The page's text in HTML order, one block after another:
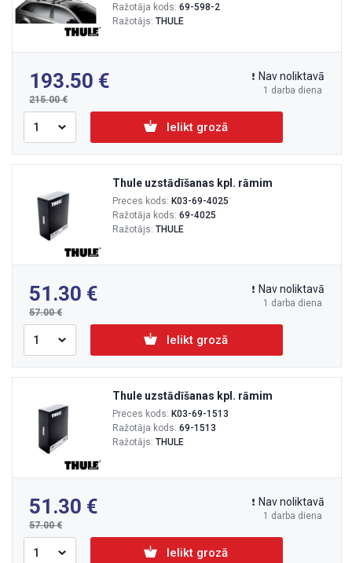
Ražotāja kods: 69-598-2
Ražotājs: THULE
193.50
215.00
1 darba diena
Nav noliktavā
Ielikt grozā
Thule uzstādīšanas kpl. rāmim
Preces kods: K03-69-4025
Ražotāja kods: 69-4025
Ražotājs: THULE
51.30
57.00
1 darba diena
Nav noliktavā
Ielikt grozā
Thule uzstādīšanas kpl. rāmim
Preces kods: K03-69-1513
Ražotāja kods: 69-1513
Ražotājs: THULE
51.30
57.00
1 darba diena
Nav noliktavā
Ielikt grozā